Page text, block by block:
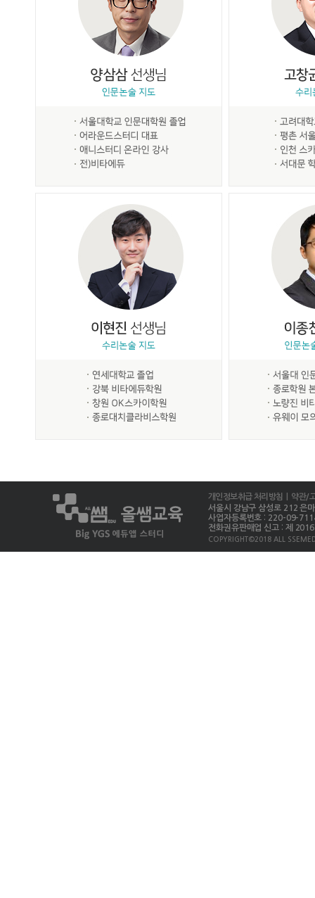
개인정보취급 처리방침
| 약관/
서울시 강남구 삼성로 212 은
사업자등록번호 : 220-09-
전화권유판매업 신고 : 제
COPYRIGHT©2018 ALL